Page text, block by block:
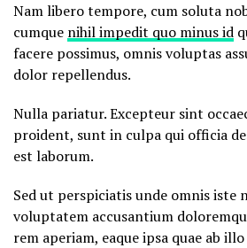
Nam libero tempore, cum soluta
cumque nihil impedit quo minus id
facere possimus, omnis voluptas
dolor repellendus.
Nulla pariatur. Excepteur sint
proident, sunt in culpa qui officia
est laborum.
Sed ut perspiciatis unde omnis iste
voluptatem accusantium
rem aperiam, eaque ipsa quae ab